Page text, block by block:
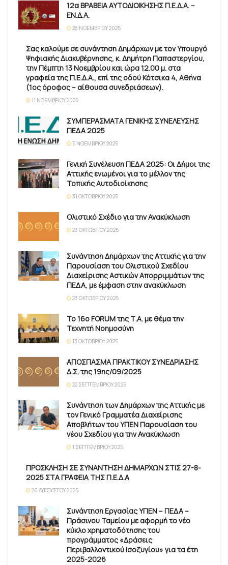
12α ΒΡΑΒΕΙΑ ΑΥΤΟΔΙΟΙΚΗΣΗΣ Π.Ε.Δ.Α. –
ΕΝ.Δ.Α.
28 ΝΟΕΜΒΡΊΟΥ 2025
Σας καλούμε σε συνάντηση Δημάρχων με τον Υπουργό
Ψηφιακής Διακυβέρνησης, κ. Δημήτρη Παπαστεργίου,
την Πέμπτη 13 Νοεμβρίου και ώρα 12.00 μ. στα
γραφεία της Π.Ε.Δ.Α., επί της οδού Κότσικα 4, Αθήνα
(1ος όροφος – αίθουσα συνεδριάσεων).
11 ΝΟΕΜΒΡΊΟΥ 2025
ΣΥΜΠΕΡΑΣΜΑΤΑ ΓΕΝΙΚΗΣ ΣΥΝΕΛΕΥΣΗΣ
ΠΕΔΑ 2025
5 ΝΟΕΜΒΡΊΟΥ 2025
Γενική Συνέλευση ΠΕΔΑ 2025: Οι Δήμοι της
Αττικής ενωμένοι για το μέλλον της
Τοπικής Αυτοδιοίκησης
31 ΟΚΤΩΒΡΊΟΥ 2025
Ολιστικό Σχέδιο για την Ανακύκλωση
23 ΟΚΤΩΒΡΊΟΥ 2025
Συνάντηση Δημάρχων της Αττικής για την
Παρουσίαση του Ολιστικού Σχεδίου
Διαχείρισης Αστικών Απορριμμάτων της
ΠΕΔΑ, με έμφαση στην ανακύκλωση
23 ΟΚΤΩΒΡΊΟΥ 2025
Το 16ο FORUM της Τ.Α. με θέμα την
Τεχνητή Νοημοσύνη
13 ΟΚΤΩΒΡΊΟΥ 2025
ΑΠΟΣΠΑΣΜΑ ΠΡΑΚΤΙΚΟΥ ΣΥΝΕΔΡΙΑΣΗΣ
Δ.Σ. της 19ης/09/2025
22 ΣΕΠΤΕΜΒΡΊΟΥ 2025
Συνάντηση των Δημάρχων της Αττικής με
τον Γενικό Γραμματέα Διαχείρισης
Αποβλήτων του ΥΠΕΝ Παρουσίαση του
νέου Σχεδίου για την Ανακύκλωση
1 ΣΕΠΤΕΜΒΡΊΟΥ 2025
ΠΡΟΣΚΛΗΣΗ ΣΕ ΣΥΝΑΝΤΗΣΗ ΔΗΜΑΡΧΩΝ ΣΤΙΣ 27-8-
2025 ΣΤΑ ΓΡΑΦΕΙΑ ΤΗΣ Π.Ε.Δ.Α
26 ΑΥΓΟΎΣΤΟΥ 2025
Συνάντηση Εργασίας ΥΠΕΝ – ΠΕΔΑ –
Πράσινου Ταμείου με αφορμή το νέο
κύκλο χρηματοδότησης του
προγράμματος «Δράσεις
Περιβαλλοντικού Ισοζυγίου» για τα έτη
2025-2026